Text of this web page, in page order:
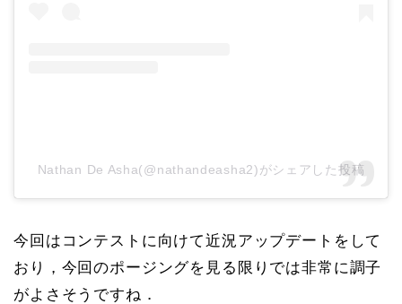
Nathan De Asha(@nathandeasha2)がシェアした投稿
今回はコンテストに向けて近況アップデートをして
おり，今回のポージングを見る限りでは非常に調子
がよさそうですね．